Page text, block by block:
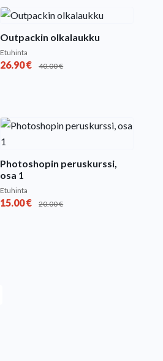
Outpackin olkalaukku
Etuhinta
26.90€ 40.00€
Photoshopin peruskurssi,
osa 1
Etuhinta
15.00€ 20.00€